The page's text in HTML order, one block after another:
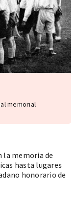
memorial
la memoria de
hasta lugares
honorario de